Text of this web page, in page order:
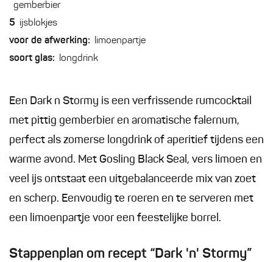
gemberbier
5 ijsblokjes
voor de afwerking: limoenpartje
soort glas: longdrink
Een Dark n Stormy is een verfrissende rumcocktail
met pittig gemberbier en aromatische falernum,
perfect als zomerse longdrink of aperitief tijdens een
warme avond. Met Gosling Black Seal, vers limoen en
veel ijs ontstaat een uitgebalanceerde mix van zoet
en scherp. Eenvoudig te roeren en te serveren met
een limoenpartje voor een feestelijke borrel.
Stappenplan om recept “Dark 'n' Stormy”